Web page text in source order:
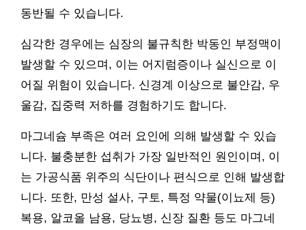
동반될 수 있습니다.
심각한 경우에는 심장의 불규칙한 박동인 부정맥이
발생할 수 있으며, 이는 어지럼증이나 실신으로 이
어질 위험이 있습니다. 신경계 이상으로 불안감, 우
울감, 집중력 저하를 경험하기도 합니다.
마그네슘 부족은 여러 요인에 의해 발생할 수 있습
니다. 불충분한 섭취가 가장 일반적인 원인이며, 이
는 가공식품 위주의 식단이나 편식으로 인해 발생합
니다. 또한, 만성 설사, 구토, 특정 약물(이뇨제 등)
복용, 알코올 남용, 당뇨병, 신장 질환 등도 마그네